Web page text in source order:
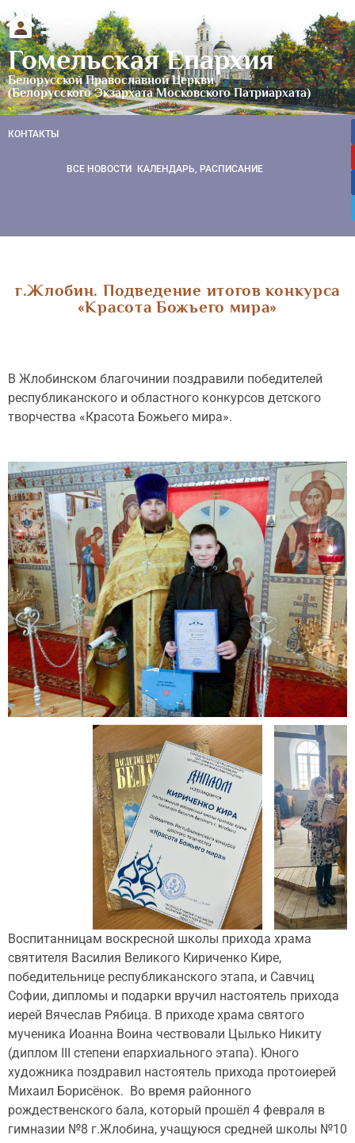
Гомельская Епархия
Белорусской Православной Церкви
(Белорусского Экзархата Московского Патриархата)
КОНТАКТЫ
ВСЕ НОВОСТИ КАЛЕНДАРЬ, РАСПИСАНИЕ
г.Жлобин. Подведение итогов конкурса
«Красота Божьего мира»
В Жлобинском благочинии поздравили победителей
республиканского и областного конкурсов детского
творчества «Красота Божьего мира».
Воспитанницам воскресной школы прихода храма
святителя Василия Великого Кириченко Кире,
победительнице республиканского этапа, и Савчиц
Софии, дипломы и подарки вручил настоятель прихода
иерей Вячеслав Рябица. В приходе храма святого
мученика Иоанна Воина чествовали Цылько Никиту
(диплом III cтепени епархиального этапа). Юного
художника поздравил настоятель прихода протоиерей
Михаил Борисёнок. Во время районного
рождественского бала, который прошёл 4 февраля в
гимназии №8 г.Жлобина, учащуюся средней школы №10